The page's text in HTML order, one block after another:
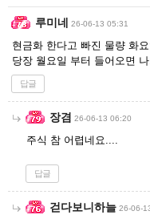
루미네 26-06-13 05:31
현금화 한다고 빠진 물량 화
당장 월요일 부터 들어오면
답글
장겸 26-06-13 06:20
주식 참 어렵네요....
답글
걷다보니하늘 26-06-